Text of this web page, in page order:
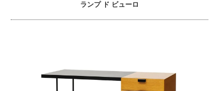
ランプ ド ビューロ